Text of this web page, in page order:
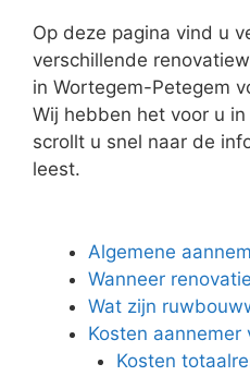
Op deze pagina vind u
verschillende
in Wortegem-Petegem
Wij hebben het voor u
scrollt u snel naar de
leest.
Algemene
Wanneer
Wat zijn
Kosten aannemer
Kosten